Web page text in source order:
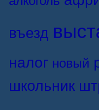
въезд
налог новый
школьник